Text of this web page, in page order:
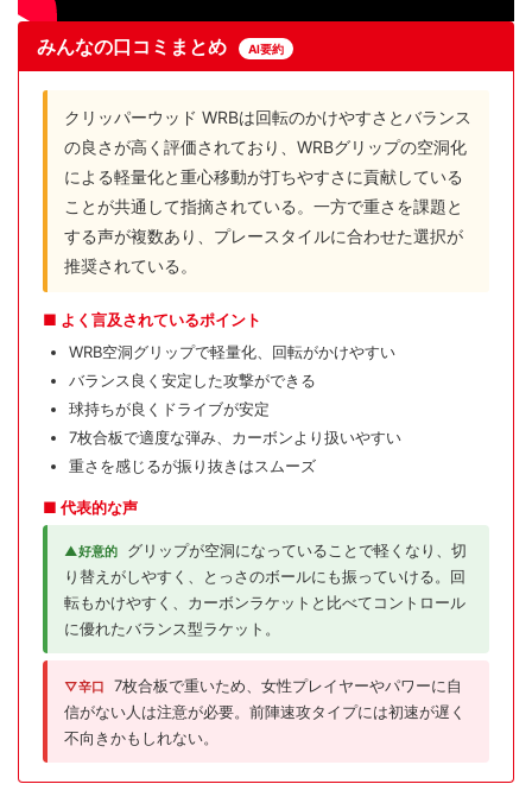
みんなの口コミまとめ AI要約
クリッパーウッド WRBは回転のかけやすさとバランス
の良さが高く評価されており、WRBグリップの空洞化
による軽量化と重心移動が打ちやすさに貢献している
ことが共通して指摘されている。一方で重さを課題と
する声が複数あり、プレースタイルに合わせた選択が
推奨されている。
■ よく言及されているポイント
WRB空洞グリップで軽量化、回転がかけやすい
バランス良く安定した攻撃ができる
球持ちが良くドライブが安定
7枚合板で適度な弾み、カーボンより扱いやすい
重さを感じるが振り抜きはスムーズ
■ 代表的な声
▲好意的
グリップが空洞になっていることで軽くなり、切
り替えがしやすく、とっさのボールにも振っていける。回
転もかけやすく、カーボンラケットと比べてコントロール
に優れたバランス型ラケット。
▽辛口
7枚合板で重いため、女性プレイヤーやパワーに自
信がない人は注意が必要。前陣速攻タイプには初速が遅く
不向きかもしれない。